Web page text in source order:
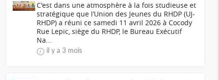
C'est dans une atmosphère à la fois studieuse et
stratégique que l’Union des Jeunes du RHDP (UJ-
RHDP) a réuni ce samedi 11 avril 2026 à Cocody
Rue Lepic, siège du RHDP, le Bureau Exécutif
Na...
il y a 3 mois